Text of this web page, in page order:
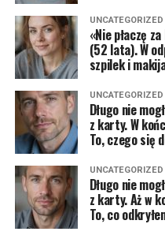
UNCATEGORIZED
«Nie płaczę
(52 lata). W
szpilek i
UNCATEGORIZED
Długo nie
z karty. W
To, czego się
UNCATEGORIZED
Długo nie
z karty. Aż w
To, co